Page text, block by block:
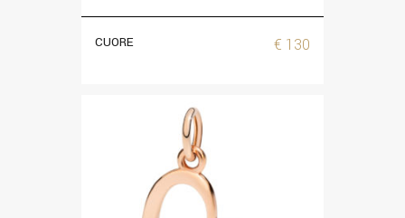
CUORE € 130